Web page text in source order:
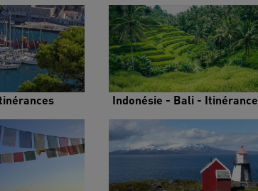
Indonésie - Bali - Itinérance